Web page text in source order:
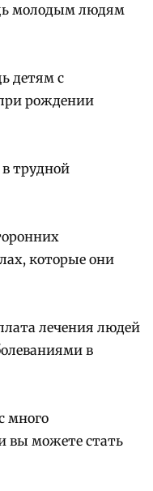
молодым людям
детям с
рождении
трудной
которые они
лечения людей
в
много
вы можете стать